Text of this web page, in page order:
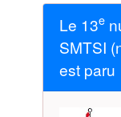
Le 13e
SMTSI
est paru